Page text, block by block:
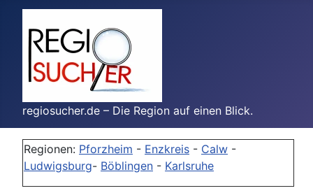
regiosucher.de – Die Region auf einen Blick.
Regionen: Pforzheim - Enzkreis - Calw -
Ludwigsburg- Böblingen - Karlsruhe